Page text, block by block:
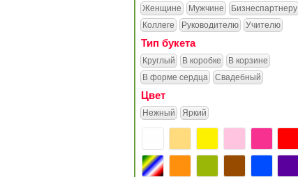
Женщине
Мужчине
Бизнеспартнеру
Коллеге
Руководителю Учителю
Тип букета
Круглый В коробке
В корзине
В форме сердца
Свадебный
Цвет
Нежный Яркий